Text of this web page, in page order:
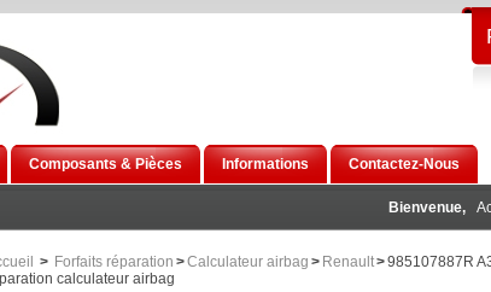
Composants & Pièces Informations Contactez-Nous
Bienvenue,
> Forfaits réparation >Calculateur airbag > Renault>985107887R
calculateur airbag